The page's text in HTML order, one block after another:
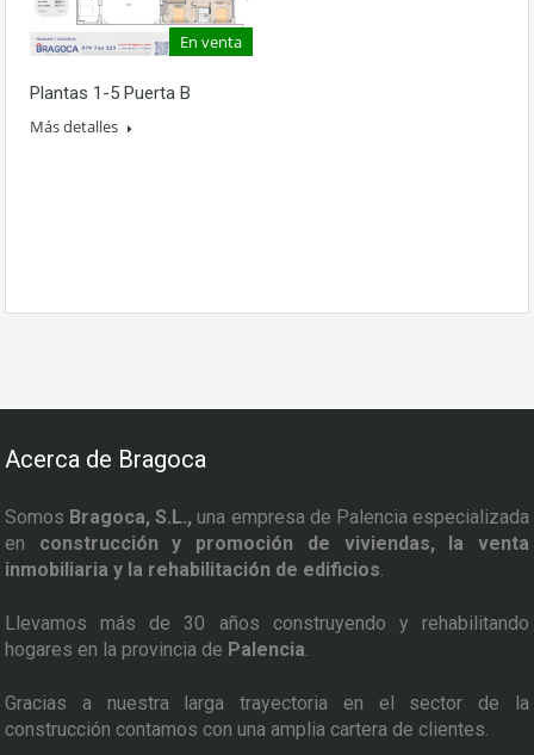
En venta
Plantas 1-5 Puerta B
Más detalles
Acerca de Bragoca
Somos Bragoca, S.L.,una empresa de Palencia especializada
en construcción y promoción de viviendas, la venta
inmobiliaria y la rehabilitación de edificios.
Llevamos más de 30 años construyendo y rehabilitando
hogares en la provincia de Palencia.
Gracias a nuestra larga trayectoria en el sector de la
construcción contamos con una amplia cartera de clientes.